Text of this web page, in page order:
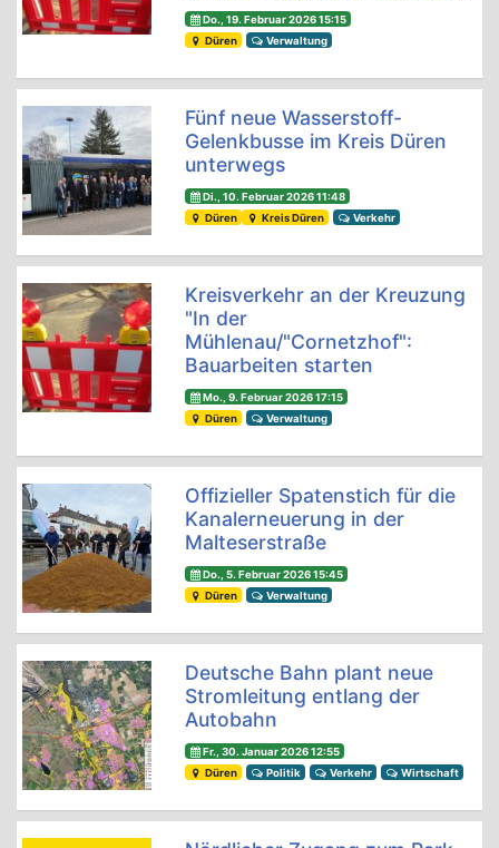
Do., 19. Februar 2026 15:15
Düren
Verwaltung
Fünf neue Wasserstoff-
Gelenkbusse im Kreis Düren
unterwegs
Di., 10. Februar 2026 11:48
Düren
Kreis Düren Verkehr
Kreisverkehr an der Kreuzung
"In der
Mühlenau/"Cornetzhof":
Bauarbeiten starten
Mo., 9. Februar 2026 17:15
Düren
Verwaltung
Offizieller Spatenstich für die
Kanalerneuerung in der
Malteserstraße
Do., 5. Februar 2026 15:45
Düren
Verwaltung
Deutsche Bahn plant neue
Stromleitung entlang der
Autobahn
Fr., 30. Januar 2026 12:55
Düren
Politik Verkehr Wirtschaft